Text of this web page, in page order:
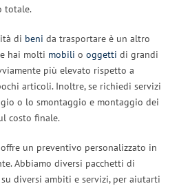
totale.
di beni da trasportare è un altro
hai molti mobili o oggetti di grandi
più elevato rispetto a
articoli. Inoltre, se richiedi servizi
o lo smontaggio e montaggio dei
costo finale.
un preventivo personalizzato in
Abbiamo diversi pacchetti di
diversi ambiti e servizi, per aiutarti